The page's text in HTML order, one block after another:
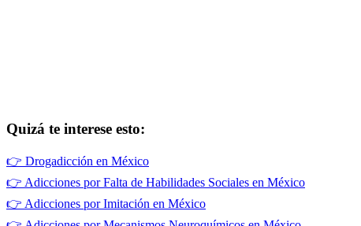
Quizá te interese esto:
👉 Drogadicción en México
👉 Adicciones por Falta de Habilidades Sociales en México
👉 Adicciones por Imitación en México